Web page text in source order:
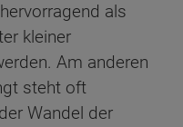
als
kleiner
Am anderen
steht oft
Wandel der